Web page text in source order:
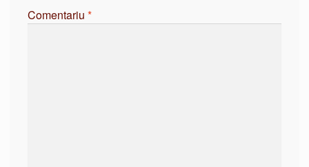
Comentariu *